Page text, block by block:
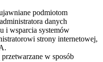
podmiotom
danych
i wsparcia systemów
strony internetowej,
w sposób